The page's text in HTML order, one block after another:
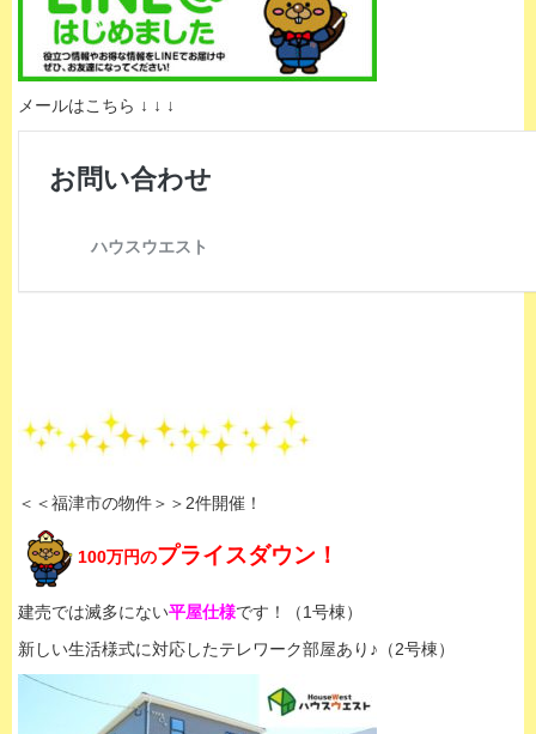
メールはこちら ↓ ↓ ↓
＜＜福津市の物件＞＞2件開催！
100万円のプライスダウン！
建売では滅多にない平屋仕様です！（1号棟）
新しい生活様式に対応したテレワーク部屋あり♪（2号棟）